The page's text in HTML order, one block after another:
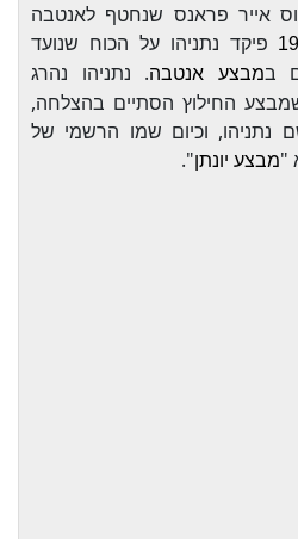
אייר פראנס שנחטף לאנטבה
פיקד נתניהו על הכוח שנועד
במבצע אנטבה. נתניהו נהרג
החילוץ הסתיים בהצלחה,
נתניהו, וכיום שמו הרשמי של
"מבצע יונתן".